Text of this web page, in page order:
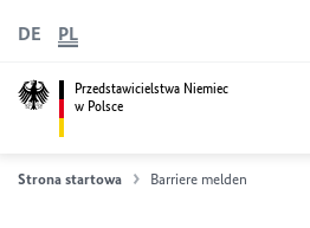
Przedstawicielstwa Niemiec
w Polsce
DE PL
Strona startowa Barriere melden